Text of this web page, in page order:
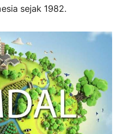
sejak 1982.